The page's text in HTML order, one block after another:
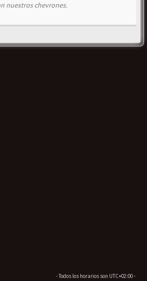
nuestros chevrones.
- Todos los horarios son UTC+02:00-